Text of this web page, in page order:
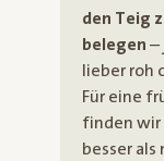
den Teig
belegen –
lieber roh
Für eine
finden wir
besser als